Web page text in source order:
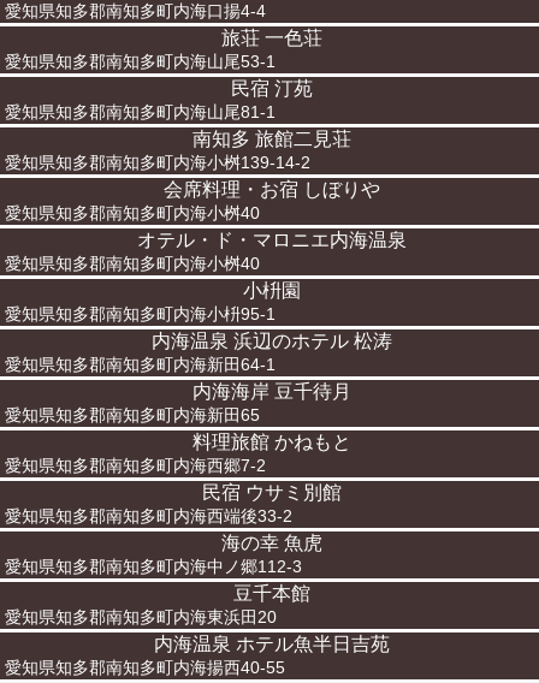
愛知県知多郡南知多町内海口揚4-4
旅荘 一色荘
愛知県知多郡南知多町内海山尾53-1
民宿 汀苑
愛知県知多郡南知多町内海山尾81-1
南知多 旅館二見荘
愛知県知多郡南知多町内海小桝139-14-2
会席料理・お宿 しぼりや
愛知県知多郡南知多町内海小桝40
オテル・ド・マロニエ内海温泉
愛知県知多郡南知多町内海小桝40
小枡園
愛知県知多郡南知多町内海小枡95-1
内海温泉 浜辺のホテル 松涛
愛知県知多郡南知多町内海新田64-1
内海海岸 豆千待月
愛知県知多郡南知多町内海新田65
料理旅館 かねもと
愛知県知多郡南知多町内海西郷7-2
民宿 ウサミ別館
愛知県知多郡南知多町内海西端後33-2
海の幸 魚虎
愛知県知多郡南知多町内海中ノ郷112-3
豆千本館
愛知県知多郡南知多町内海東浜田20
内海温泉 ホテル魚半日吉苑
愛知県知多郡南知多町内海揚西40-55